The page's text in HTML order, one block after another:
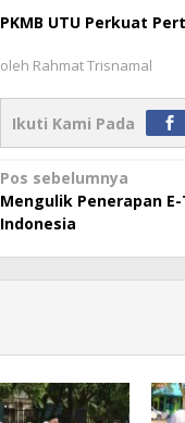
PKMB UTU Perkuat
oleh Rahmat Trisnamal
Ikuti Kami Pada
Navigasi
pos
Pos sebelumnya
Mengulik Penerapan
Indonesia